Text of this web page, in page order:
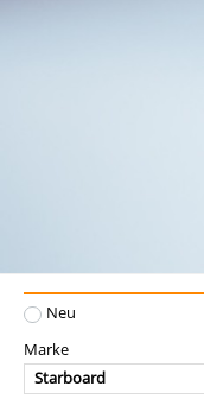
Neu
Marke
Starboard